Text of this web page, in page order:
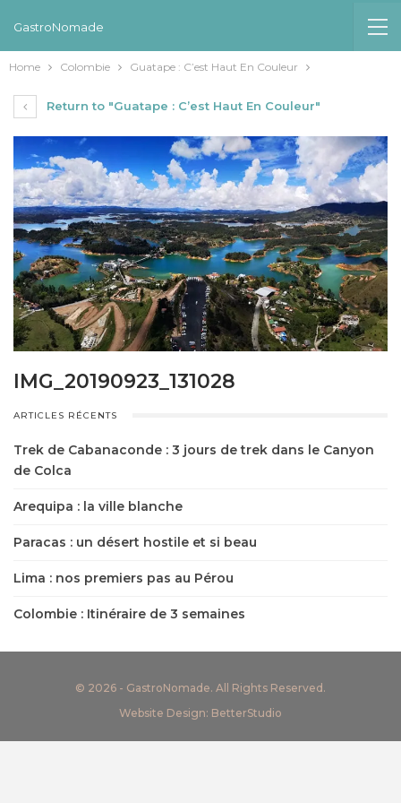
GastroNomade
Home Colombie Guatape : C’est Haut En Couleur
Return to "Guatape : C’est Haut En Couleur"
IMG_20190923_131028
ARTICLES RÉCENTS
Trek de Cabanaconde : 3 jours de trek dans le Canyon
de Colca
Arequipa : la ville blanche
Paracas : un désert hostile et si beau
Lima : nos premiers pas au Pérou
Colombie : Itinéraire de 3 semaines
© 2026 - GastroNomade. All Rights Reserved.
Website Design: BetterStudio